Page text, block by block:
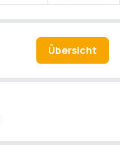
Übersicht